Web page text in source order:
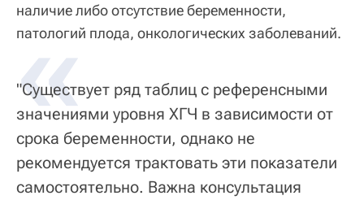
наличие либо отсутствие беременности,
патологий плода, онкологических заболеваний.
«
"Существует ряд таблиц с референсными
значениями уровня ХГЧ в зависимости от
срока беременности, однако не
рекомендуется трактовать эти показатели
самостоятельно. Важна консультация